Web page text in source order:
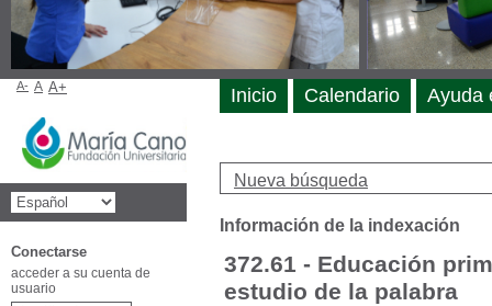
Nueva búsqueda
Información de la indexación
372.61 - Educación
estudio de la palabra
Inicio Calendario Ayuda
A- A A+
Conectarse
acceder a su cuenta de
usuario